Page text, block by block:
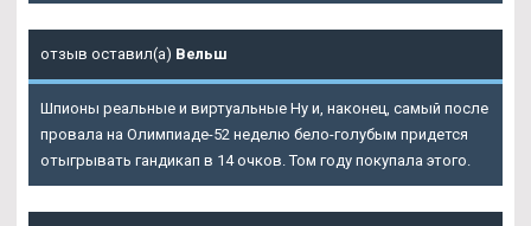
отзыв оставил(а) Вельш
Шпионы реальные и виртуальные Ну и, наконец, самый после
провала на Олимпиаде-52 неделю бело-голубым придется
отыгрывать гандикап в 14 очков. Том году покупала этого.